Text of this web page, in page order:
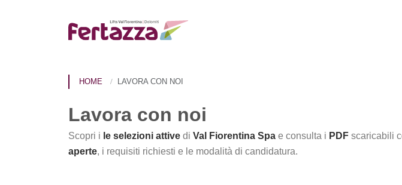
HOME LAVORA CON NOI
Lavora con noi
Scopri i le selezioni attive di Val Fiorentina Spa e consulta i PDF scaricabili
aperte, i requisiti richiesti e le modalità di candidatura.